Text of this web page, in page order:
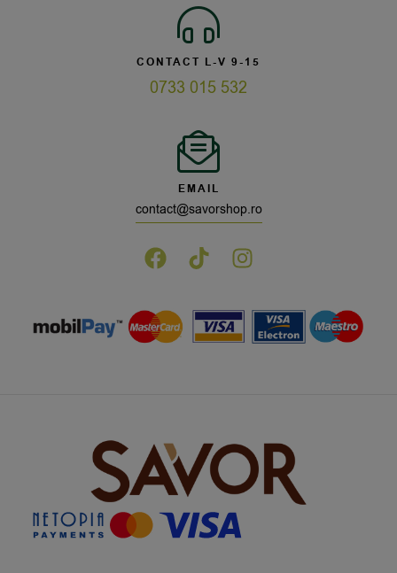
CONTACT L-V 9-15
0733 015 532
EMAIL
contact@savorshop.ro